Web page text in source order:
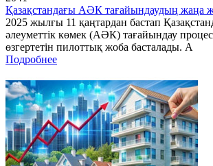
Қазақстандағы АӘК тағайындаудың жаңа
2025 жылғы 11 қаңтардан бастап
әлеуметтік көмек (АӘК) тағайындау
өзгертетін пилоттық жоба басталады. А
Подробнее